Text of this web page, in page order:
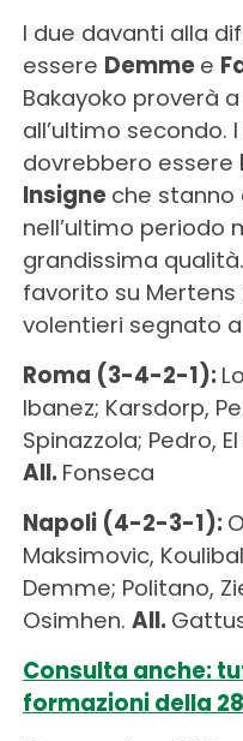
I due davanti alla
essere Demme e
Bakayoko proverà
all’ultimo secondo.
dovrebbero essere
Insigne che
nell’ultimo periodo
grandissima
favorito su
volentieri segnato
Roma (3-4-2-1):
Ibanez; Karsdorp,
Spinazzola; Pedro,
All. Fonseca
Napoli (4-2-3-1):
Maksimovic,
Demme; Politano,
Osimhen. All.
Consulta anche:
formazioni della